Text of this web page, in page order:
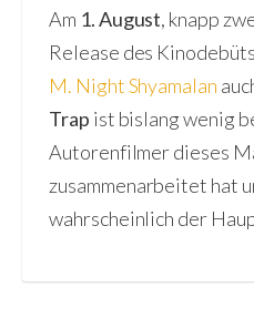
Am 1. August, knapp
Release des
M. Night Shyamalan
Trap ist bislang wenig
Autorenfilmer dieses
zusammenarbeitet hat
wahrscheinlich der